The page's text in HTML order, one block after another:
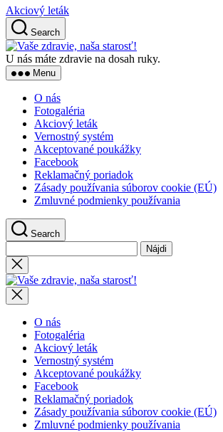
Akciový leták
Search
zdravie,
U nás máte zdravie na dosah ruky.
Menu
O nás
Fotogaléria
Akciový leták
Vernostný systém
Akceptované poukážky
Facebook
Reklamačný poriadok
Zásady používania súborov cookie (EÚ)
Zmluvné podmienky používania
Search
Close
search
O nás
Fotogaléria
Akciový leták
Vernostný systém
Akceptované poukážky
Facebook
Reklamačný poriadok
Zásady používania súborov cookie (EÚ)
Zmluvné podmienky používania